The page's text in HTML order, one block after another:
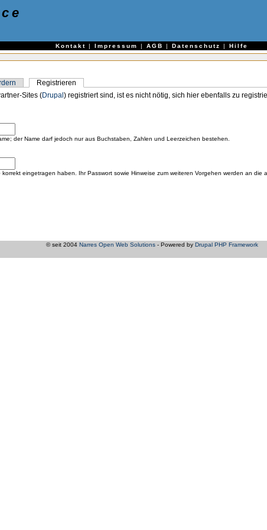
Kontakt | Impressum | AGB | Datenschutz | Hilfe
Registrieren
Sites (Drupal) registriert sind, ist es nicht nötig, sich hier ebenfalls zu
der Name darf jedoch nur aus Buchstaben, Zahlen und Leerzeichen bestehen.
eingetragen haben. Ihr Passwort sowie Hinweise zum weiteren Vorgehen werden an die
© seit 2004 Narres Open Web Solutions- Powered by Drupal PHP Framework